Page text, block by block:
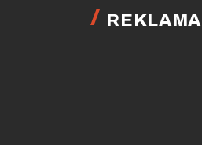
REKLAMA